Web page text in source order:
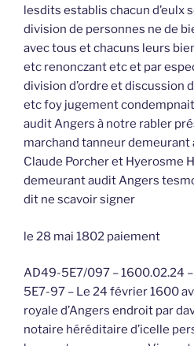
lesdits establis chacun d’eulx
division de personnes ne de
avec tous et chacuns leurs
etc renonczant etc et par
division d’ordre et discussion
etc foy jugement
audit Angers à notre rabler
marchand tanneur demeurant
Claude Porcher et Hyerosme
demeurant audit Angers
dit ne scavoir signer
le 28 mai 1802 paiement
AD49-5E7/097 – 1600.02.24
5E7-97 – Le 24 février 1600
royale d’Angers endroit par
notaire héréditaire d’icelle